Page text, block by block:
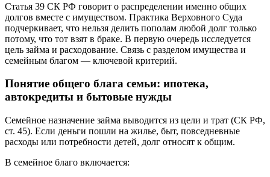
Статья 39 СК РФ говорит о распределении именно общих
долгов вместе с имуществом. Практика Верховного Суда
подчеркивает, что нельзя делить пополам любой долг только
потому, что тот взят в браке. В первую очередь исследуется
цель займа и расходование. Связь с разделом имущества и
семейным благом — ключевой критерий.
Понятие общего блага семьи: ипотека,
автокредиты и бытовые нужды
Семейное назначение займа выводится из цели и трат (СК РФ,
ст. 45). Если деньги пошли на жилье, быт, повседневные
расходы или потребности детей, долг относят к общим.
В семейное благо включается: